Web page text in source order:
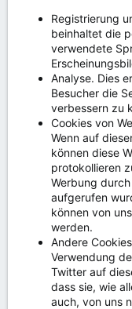
Registrierung
beinhaltet die
verwendete
Analyse. Dies
Besucher die
verbessern zu
Cookies von
Wenn auf
können diese
protokollieren
Werbung
aufgerufen
können von
werden.
Andere
Verwendung
Twitter auf
dass sie, wie
auch, von uns